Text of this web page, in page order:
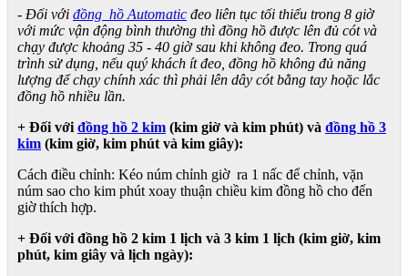
- Đối với đồng hồ Automatic đeo liên tục tối thiểu trong 8 giờ
với mức vận động bình thường thì đồng hồ được lên đủ cót và
chạy được khoảng 35 - 40 giờ sau khi không đeo. Trong quá
trình sử dụng, nếu quý khách ít đeo, đồng hồ không đủ năng
lượng để chạy chính xác thì phải lên dây cót bằng tay hoặc lắc
đồng hồ nhiều lần.
+ Đối với đồng hồ 2 kim (kim giờ và kim phút) và đồng hồ 3
kim (kim giờ, kim phút và kim giây):
Cách điều chỉnh: Kéo núm chỉnh giờ ra 1 nấc để chỉnh, vặn
núm sao cho kim phút xoay thuận chiều kim đồng hồ cho đến
giờ thích hợp.
+ Đối với đồng hồ 2 kim 1 lịch và 3 kim 1 lịch (kim giờ, kim
phút, kim giây và lịch ngày):